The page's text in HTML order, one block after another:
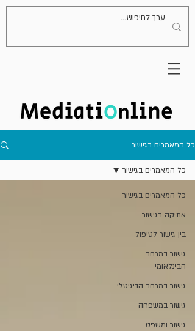
כל המאמרים בגישור
כל המאמרים בגישור
אתיקה בגישור
בין גישור לטיפול
גישור במרחב
הבינלאומי
גישור במרחב הדיגיטלי
גישור במשפחה
גישור ומשפט
כל המאמרים בגישור